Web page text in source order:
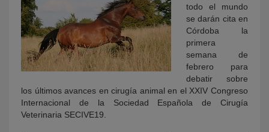
todo el mundo
se darán cita en
Córdoba la
primera
semana de
febrero para
debatir sobre
los últimos avances en cirugía animal en el XXIV Congreso
Internacional de la Sociedad Española de Cirugía
Veterinaria SECIVE19.